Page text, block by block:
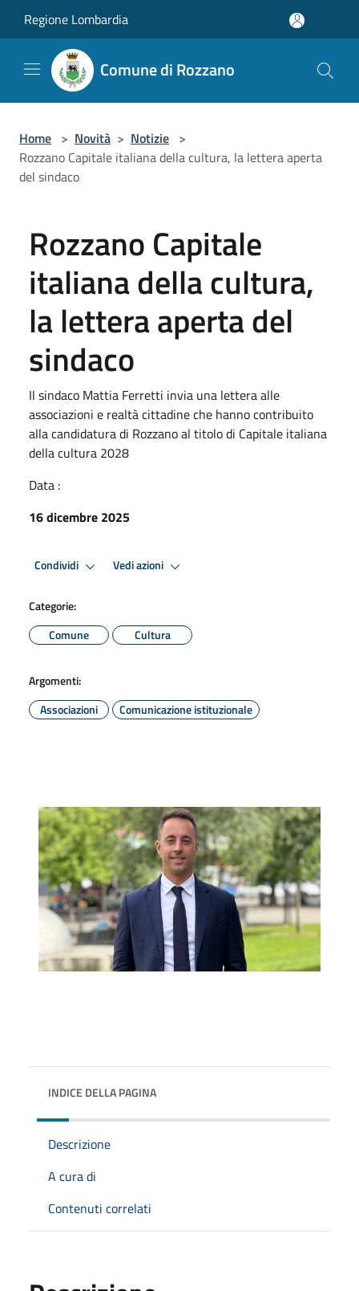
Regione Lombardia
Comune di Rozzano
Home > Novità > Notizie >
Rozzano Capitale italiana della cultura, la lettera aperta
del sindaco
Rozzano Capitale
italiana della cultura,
la lettera aperta del
sindaco
Il sindaco Mattia Ferretti invia una lettera alle
associazioni e realtà cittadine che hanno contribuito
alla candidatura di Rozzano al titolo di Capitale italiana
della cultura 2028
Data :
16 dicembre 2025
Condividi Vedi azioni
Categorie:
Comune
Cultura
Argomenti:
Associazioni
Comunicazione istituzionale
INDICE DELLA PAGINA
Descrizione
A cura di
Contenuti correlati